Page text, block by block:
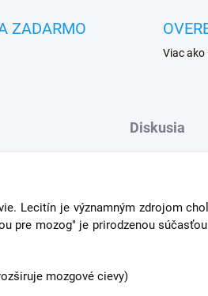
ZADARMO
Viac ako
Diskusia
Lecitín je významným zdrojom
pre mozog" je prirodzenou
mozgové cievy)